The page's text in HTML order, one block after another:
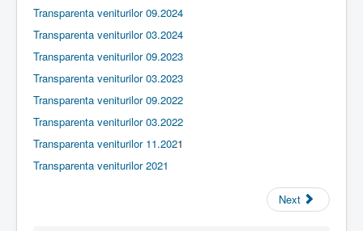
2
/
Transparenta veniturilor 09.2024
Transparenta veniturilor 03.2024
Transparenta veniturilor 09.2023
Transparenta veniturilor 03.2023
Transparenta veniturilor 09.2022
Transparenta veniturilor 03.2022
Transparenta veniturilor 11.2021
Transparenta veniturilor 2021
Next